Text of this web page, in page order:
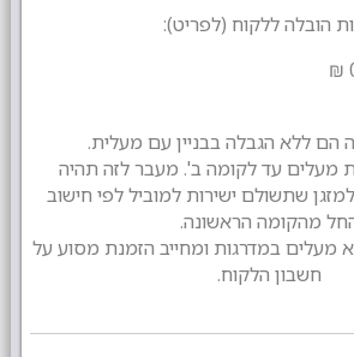
הובלה ללקוח (לפריט):
הם ללא הגבלה בבניין עם מעלית.
מעלים עד לקומה ב'. מעבר לזה תהיה
של 60 ₪ למזגן שתשולם ישירות למוביל לפי חישוב
מהקומה הראשונה.
3.5 כ"ס לא מעלים במדרגות ומחייב הזמנת מסוע על
חשבון הלקוח.